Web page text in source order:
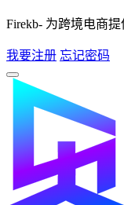
Firekb- 为跨境电商
我要注册 忘记密码